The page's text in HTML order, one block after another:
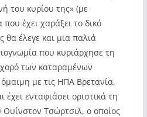
του κυρίου της» (με
έχει χαράξει το δικό
θα έλεγε και μια παλιά
που κυριάρχησε τη
των καταραμένων
με τις ΗΠΑ Βρετανία,
ενταφιάσει οριστικά τη
Ουίνστον Τσώρτσιλ, ο οποίος